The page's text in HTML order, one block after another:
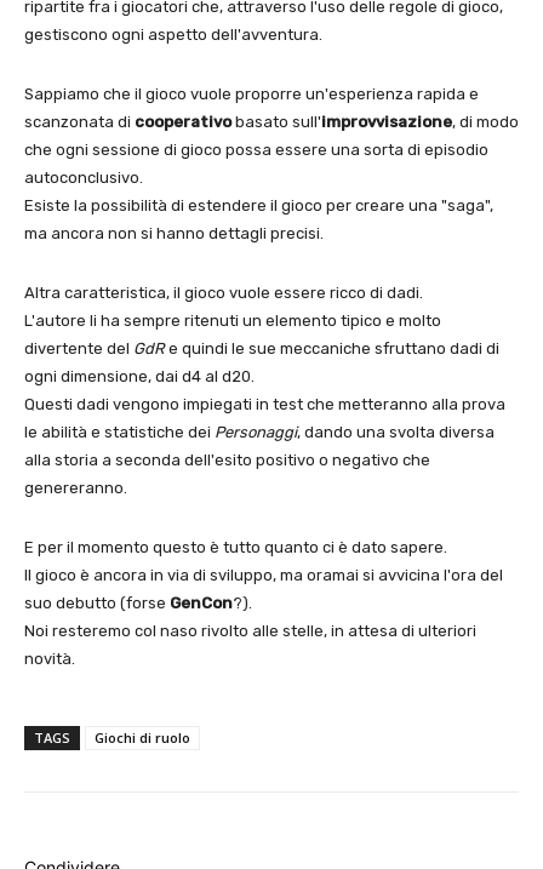
ripartite fra i giocatori che, attraverso l'uso delle regole di gioco,
gestiscono ogni aspetto dell'avventura.
Sappiamo che il gioco vuole proporre un'esperienza rapida e
scanzonata di cooperativobasato sull'improvvisazione, di modo
che ogni sessione di gioco possa essere una sorta di episodio
autoconclusivo.
Esiste la possibilità di estendere il gioco per creare una "saga",
ma ancora non si hanno dettagli precisi.
Altra caratteristica, il gioco vuole essere ricco di dadi.
L'autore li ha sempre ritenuti un elemento tipico e molto
divertente del GdRe quindi le sue meccaniche sfruttano dadi di
ogni dimensione, dai d4 al d20.
Questi dadi vengono impiegati in test che metteranno alla prova
le abilità e statistiche dei Personaggi, dando una svolta diversa
alla storia a seconda dell'esito positivo o negativo che
genereranno.
E per il momento questo è tutto quanto ci è dato sapere.
Il gioco è ancora in via di sviluppo, ma oramai si avvicina l'ora del
suo debutto (forse GenCon?).
Noi resteremo col naso rivolto alle stelle, in attesa di ulteriori
novità.
TAGS Giochi di ruolo